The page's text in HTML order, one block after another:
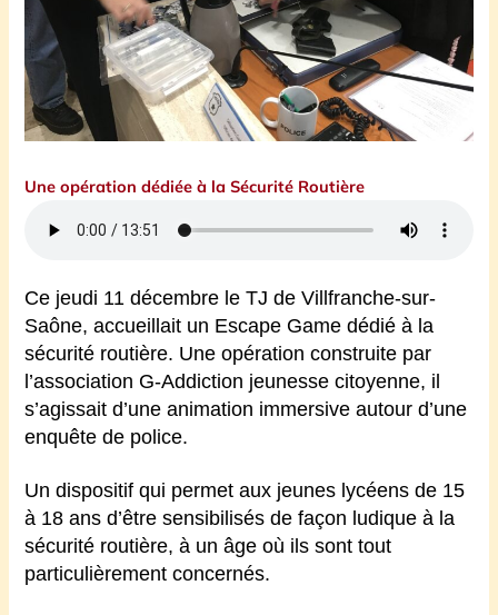
Une opération dédiée à la Sécurité Routière
Ce jeudi 11 décembre le TJ de Villfranche-sur-
Saône, accueillait un Escape Game dédié à la
sécurité routière. Une opération construite par
l’association G-Addiction jeunesse citoyenne, il
s’agissait d’une animation immersive autour d’une
enquête de police.
Un dispositif qui permet aux jeunes lycéens de 15
à 18 ans d’être sensibilisés de façon ludique à la
sécurité routière, à un âge où ils sont tout
particulièrement concernés.